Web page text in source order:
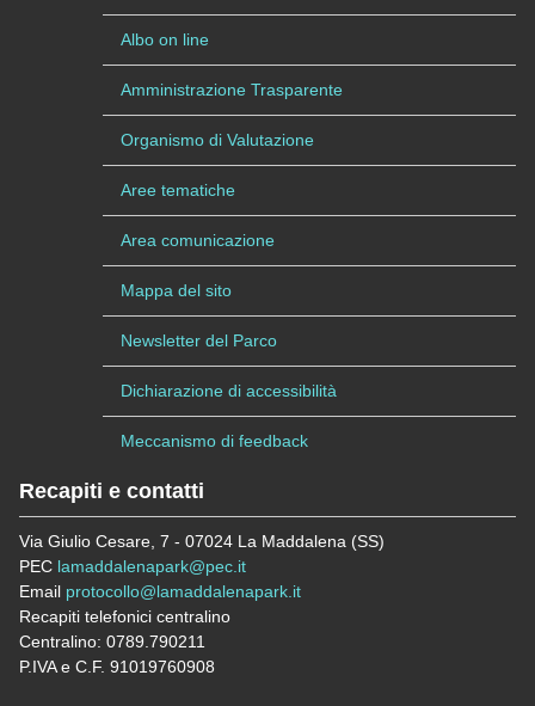
Albo on line
Amministrazione Trasparente
Organismo di Valutazione
Aree tematiche
Area comunicazione
Mappa del sito
Newsletter del Parco
Dichiarazione di accessibilità
Meccanismo di feedback
Recapiti e contatti
Via Giulio Cesare, 7 - 07024 La Maddalena (SS)
PEC lamaddalenapark@pec.it
Email protocollo@lamaddalenapark.it
Recapiti telefonici centralino
Centralino: 0789.790211
P.IVA e C.F. 91019760908